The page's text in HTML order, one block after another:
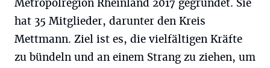
Metropolregion Rheinland 2017 gegründet. Sie
hat 35 Mitglieder, darunter den Kreis
Mettmann. Ziel ist es, die vielfältigen Kräfte
zu bündeln und an einem Strang zu ziehen, um